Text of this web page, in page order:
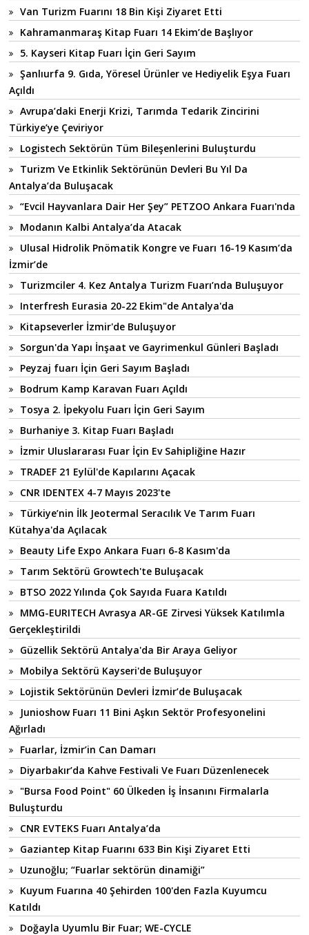
Van Turizm Fuarını 18 Bin Kişi Ziyaret Etti
Kahramanmaraş Kitap Fuarı 14 Ekim’de Başlıyor
5. Kayseri Kitap Fuarı İçin Geri Sayım
Şanlıurfa 9. Gıda, Yöresel Ürünler ve Hediyelik Eşya Fuarı
Açıldı
Avrupa’daki Enerji Krizi, Tarımda Tedarik Zincirini
Türkiye’ye Çeviriyor
Logistech Sektörün Tüm Bileşenlerini Buluşturdu
Turizm Ve Etkinlik Sektörünün Devleri Bu Yıl Da
Antalya’da Buluşacak
“Evcil Hayvanlara Dair Her Şey” PETZOO Ankara Fuarı'nda
Modanın Kalbi Antalya’da Atacak
Ulusal Hidrolik Pnömatik Kongre ve Fuarı 16-19 Kasım’da
İzmir’de
Turizmciler 4. Kez Antalya Turizm Fuarı’nda Buluşuyor
Interfresh Eurasia 20-22 Ekim"de Antalya'da
Kitapseverler İzmir'de Buluşuyor
Sorgun'da Yapı İnşaat ve Gayrimenkul Günleri Başladı
Peyzaj fuarı İçin Geri Sayım Başladı
Bodrum Kamp Karavan Fuarı Açıldı
Tosya 2. İpekyolu Fuarı İçin Geri Sayım
Burhaniye 3. Kitap Fuarı Başladı
İzmir Uluslararası Fuar İçin Ev Sahipliğine Hazır
TRADEF 21 Eylül'de Kapılarını Açacak
CNR IDENTEX 4-7 Mayıs 2023'te
Türkiye’nin İlk Jeotermal Seracılık Ve Tarım Fuarı
Kütahya'da Açılacak
Beauty Life Expo Ankara Fuarı 6-8 Kasım'da
Tarım Sektörü Growtech'te Buluşacak
BTSO 2022 Yılında Çok Sayıda Fuara Katıldı
MMG-EURITECH Avrasya AR-GE Zirvesi Yüksek Katılımla
Gerçekleştirildi
Güzellik Sektörü Antalya'da Bir Araya Geliyor
Mobilya Sektörü Kayseri'de Buluşuyor
Lojistik Sektörünün Devleri İzmir’de Buluşacak
Junioshow Fuarı 11 Bini Aşkın Sektör Profesyonelini
Ağırladı
Fuarlar, İzmir’in Can Damarı
Diyarbakır’da Kahve Festivali Ve Fuarı Düzenlenecek
"Bursa Food Point" 60 Ülkeden İş İnsanını Firmalarla
Buluşturdu
CNR EVTEKS Fuarı Antalya’da
Gaziantep Kitap Fuarını 633 Bin Kişi Ziyaret Etti
Uzunoğlu; “Fuarlar sektörün dinamiği”
Kuyum Fuarına 40 Şehirden 100'den Fazla Kuyumcu
Katıldı
Doğayla Uyumlu Bir Fuar; WE-CYCLE